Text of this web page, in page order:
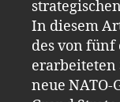
In diesem
des von fünf
erarbeiteten
neue NATO-